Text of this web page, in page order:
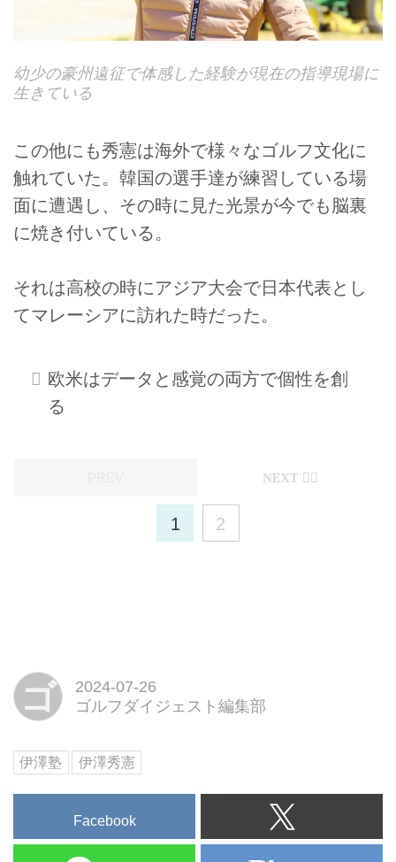
幼少の豪州遠征で体感した経験が現在の指導現場に
生きている
この他にも秀憲は海外で様々なゴルフ文化に
触れていた。韓国の選手達が練習している場
面に遭遇し、その時に見た光景が今でも脳裏
に焼き付いている。
それは高校の時にアジア大会で日本代表とし
てマレーシアに訪れた時だった。
欧米はデータと感覚の両方で個性を創
る
1 2
ゴ
2024-07-26
ゴルフダイジェスト編集部
伊澤塾 伊澤秀憲
Facebook